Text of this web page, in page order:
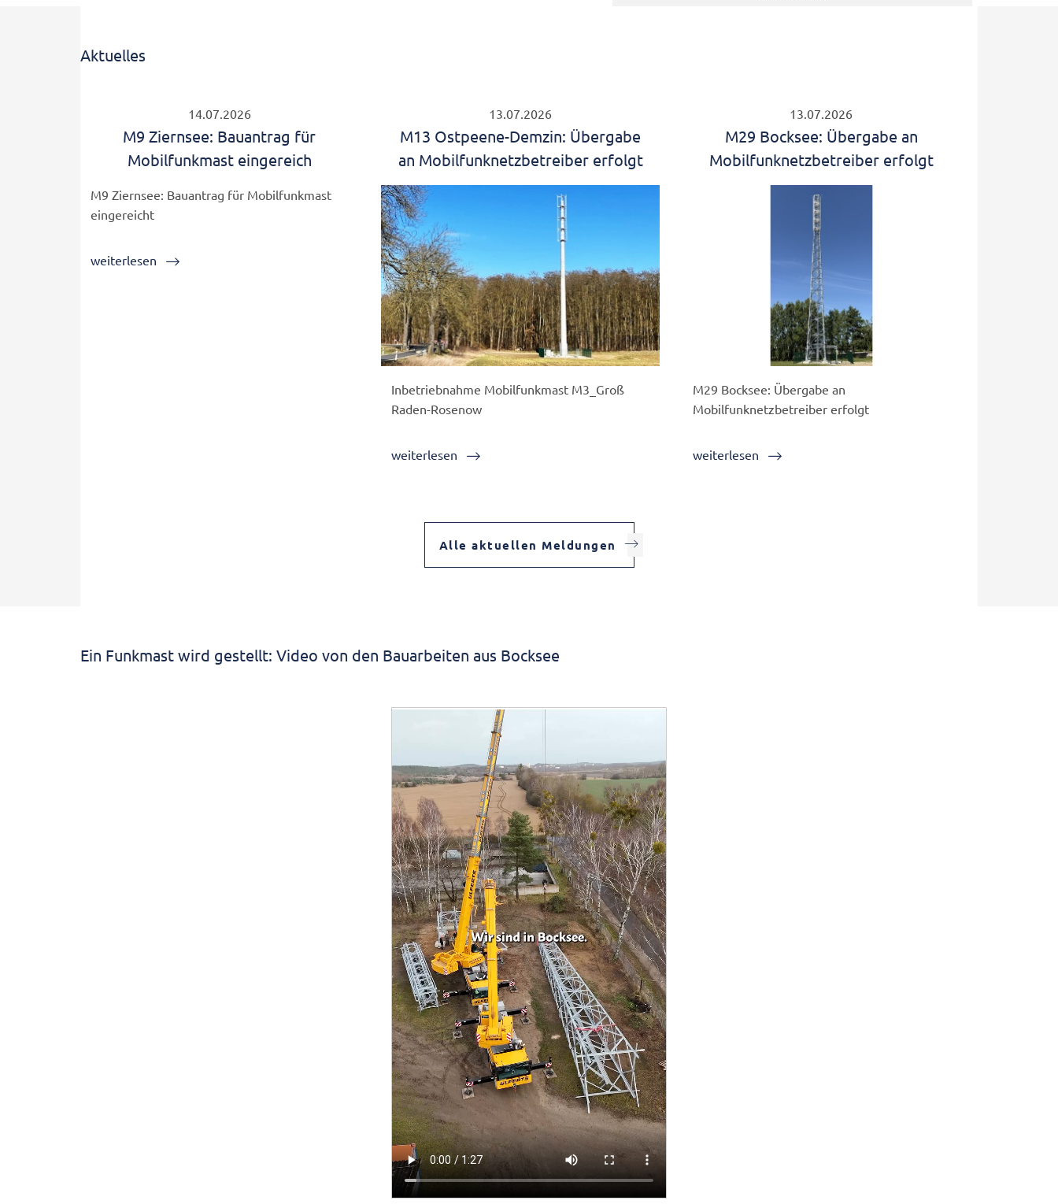
Aktuelles
14.07.2026
M9 Ziernsee: Bauantrag für
Mobilfunkmast eingereich
M9 Ziernsee: Bauantrag für Mobilfunkmast
eingereicht
weiterlesen
13.07.2026
M13 Ostpeene-Demzin: Übergabe
an Mobilfunknetzbetreiber erfolgt
Inbetriebnahme Mobilfunkmast M3_Groß
Raden-Rosenow
weiterlesen
13.07.2026
M29 Bocksee: Übergabe an
Mobilfunknetzbetreiber erfolgt
M29 Bocksee: Übergabe an
Mobilfunknetzbetreiber erfolgt
weiterlesen
Alle aktuellen Meldungen
Ein Funkmast wird gestellt: Video von den Bauarbeiten aus Bocksee